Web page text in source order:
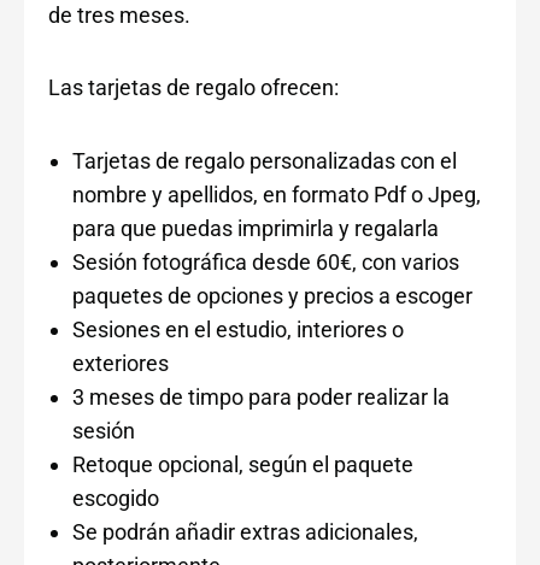
de tres meses.
Las tarjetas de regalo ofrecen:
Tarjetas de regalo personalizadas con el
nombre y apellidos, en formato Pdf o Jpeg,
para que puedas imprimirla y regalarla
Sesión fotográfica desde 60€, con varios
paquetes de opciones y precios a escoger
Sesiones en el estudio, interiores o
exteriores
3 meses de timpo para poder realizar la
sesión
Retoque opcional, según el paquete
escogido
Se podrán añadir extras adicionales,